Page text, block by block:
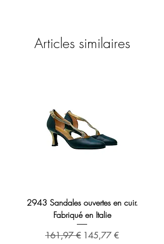
Articles similaires
2943 Sandales ouvertes en cuir.
Fabriqué en Italie
Prix original
161,97 € Prix promotionnel
145,77 €